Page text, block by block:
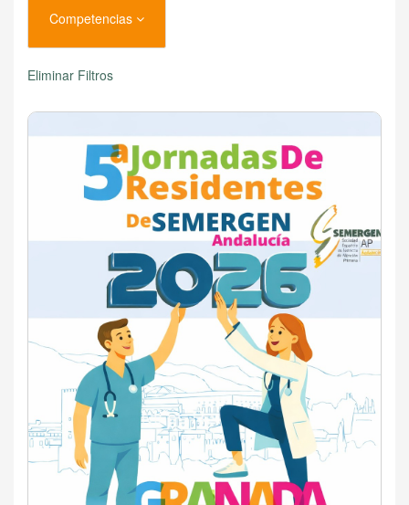
Competencias
Eliminar Filtros